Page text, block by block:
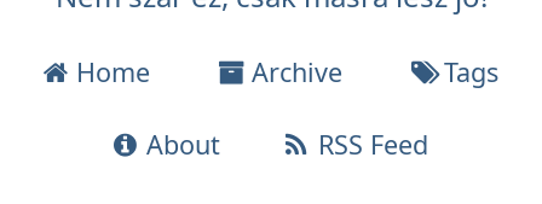
Home Archive Tags
About RSS Feed